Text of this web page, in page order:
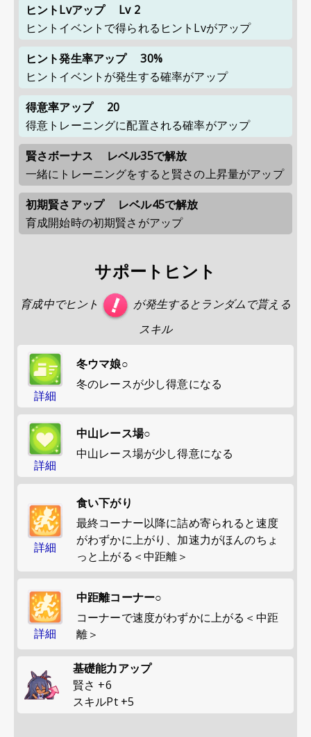
ヒントLvアップ
Lv 2
ヒントイベントで得られるヒントLvがアップ
ヒント発生率アップ
30%
ヒントイベントが発生する確率がアップ
得意率アップ
20
得意トレーニングに配置される確率がアップ
賢さボーナス
レベル35で解放
一緒にトレーニングをすると賢さの上昇量がアップ
初期賢さアップ
レベル45で解放
育成開始時の初期賢さがアップ
サポートヒント
育成中でヒント
が発生するとランダムで貰える
スキル
詳細
冬ウマ娘○
冬のレースが少し得意になる
詳細
中山レース場○
中山レース場が少し得意になる
詳細
食い下がり
最終コーナー以降に詰め寄られると速度
がわずかに上がり、加速力がほんのちょ
っと上がる＜中距離＞
詳細
中距離コーナー○
コーナーで速度がわずかに上がる＜中距
離＞
基礎能力アップ
賢さ +6
スキルPt+5